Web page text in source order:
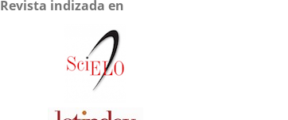
Revista indizada en